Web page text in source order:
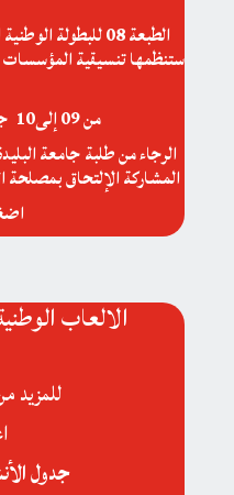
الطبعة 08 للبطولة
ستنظمها تنسيقية المؤسسات
من 09 إلى10 جانفي2024
المشاركة الإلتحاق
الالعاب
للمزيد
جدول